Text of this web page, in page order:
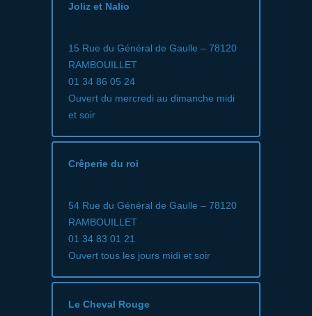
Joliz et Nalio
15 Rue du Général de Gaulle – 78120
RAMBOUILLET
01 34 86 05 24
Ouvert du mercredi au dimanche midi
et soir
Crêperie du roi
54 Rue du Général de Gaulle – 78120
RAMBOUILLET
01 34 83 01 21
Ouvert tous les jours midi et soir
Le Cheval Rouge